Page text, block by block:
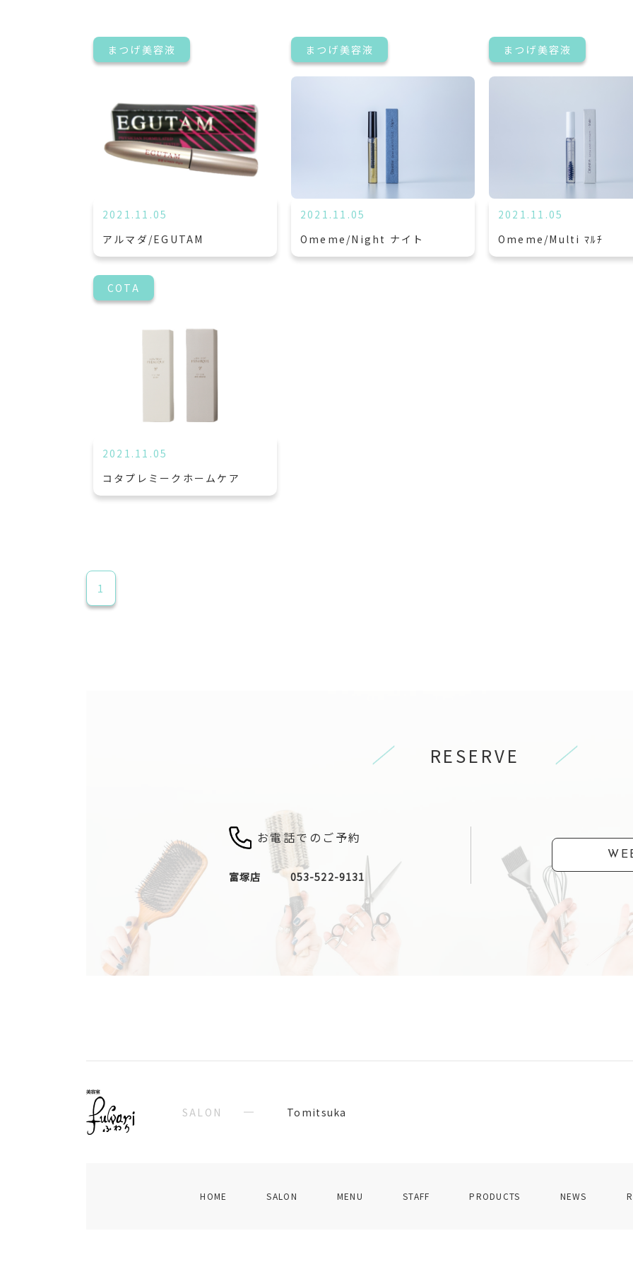
まつげ美容液
2021.11.05
アルマダ/EGUTAM
まつげ美容液
2021.11.05
Omeme/Night ナイト
まつげ美容液
2021.11.05
Omeme/Multi ﾏﾙﾁ
COTA
2021.11.05
コタプレミークホームケア
1
RESERVE
お電話でのご予約
富塚店 053-522-9131
SALON Tomitsuka
HOME SALON MENU STAFF PRODUCTS NEWS